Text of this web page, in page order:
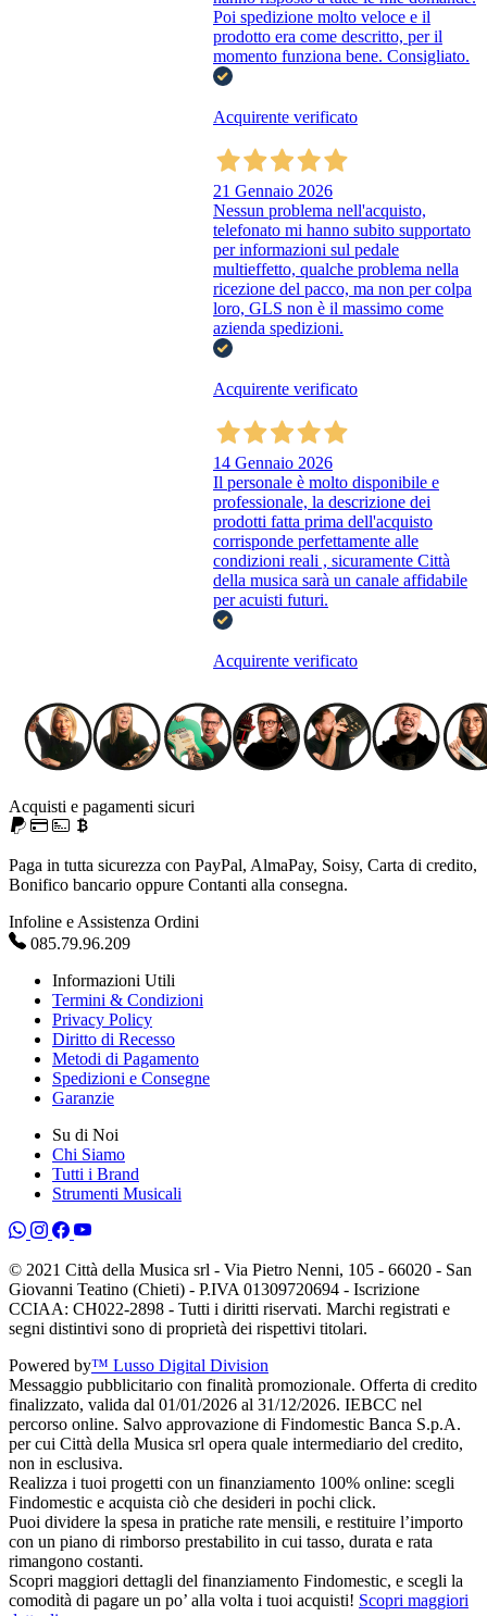
Poi spedizione molto veloce e il
prodotto era come descritto, per il
momento funziona bene. Consigliato.
Acquirente verificato
21 Gennaio 2026
Nessun problema nell'acquisto,
telefonato mi hanno subito supportato
per informazioni sul pedale
multieffetto, qualche problema nella
ricezione del pacco, ma non per colpa
loro, GLS non è il massimo come
azienda spedizioni.
Acquirente verificato
14 Gennaio 2026
Il personale è molto disponibile e
professionale, la descrizione dei
prodotti fatta prima dell'acquisto
corrisponde perfettamente alle
condizioni reali , sicuramente Città
della musica sarà un canale affidabile
per acuisti futuri.
Acquirente verificato
Acquisti e pagamenti sicuri
Paga in tutta sicurezza con PayPal, AlmaPay, Soisy, Carta di credito,
Bonifico bancario oppure Contanti alla consegna.
Infoline e Assistenza Ordini
085.79.96.209
Informazioni Utili
Termini & Condizioni
Privacy Policy
Diritto di Recesso
Metodi di Pagamento
Spedizioni e Consegne
Garanzie
Su di Noi
Chi Siamo
Tutti i Brand
Strumenti Musicali
© 2021 Città della Musica srl - Via Pietro Nenni, 105 - 66020 - San
Giovanni Teatino (Chieti) - P.IVA 01309720694 - Iscrizione
CCIAA: CH022-2898 - Tutti i diritti riservati. Marchi registrati e
segni distintivi sono di proprietà dei rispettivi titolari.
Powered by™ Lusso Digital Division
Messaggio pubblicitario con finalità promozionale. Offerta di credito
finalizzato, valida dal 01/01/2026 al 31/12/2026. IEBCC nel
percorso online. Salvo approvazione di Findomestic Banca S.p.A.
per cui Città della Musica srl opera quale intermediario del credito,
non in esclusiva.
Realizza i tuoi progetti con un finanziamento 100% online: scegli
Findomestic e acquista ciò che desideri in pochi click.
Puoi dividere la spesa in pratiche rate mensili, e restituire l’importo
con un piano di rimborso prestabilito in cui tasso, durata e rata
rimangono costanti.
Scopri maggiori dettagli del finanziamento Findomestic, e scegli la
comodità di pagare un po’ alla volta i tuoi acquisti! Scopri maggiori